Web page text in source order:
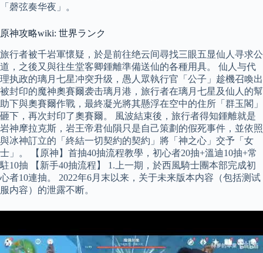
「磬弦奏华夜」。
原神攻略wiki: 世界ランク
旅行者被千岩軍懷疑，於是前往绝云间尋找三眼五显仙人寻求公
道，之後又與往生堂客卿鍾離準備送仙的各種用具。 仙人与代
理执政的璃月七星冲突升级，愚人眾執行官「公子」趁機召喚出
被封印的魔神奧賽爾袭击璃月港，旅行者在璃月七星及仙人的幫
助下與奧賽爾作戰，最終凝光將其懸浮在空中的住所「群玉閣」
砸下，再次封印了奧賽爾。 風波結束後，旅行者得知鍾離就是
岩神摩拉克斯，岩王帝君仙隕只是自己策劃的假死事件，並依照
與冰神訂立的「終結一切契約的契約」將「神之心」交予「女
士」。 【原神】首抽40抽流程教學，初心者20抽+溫迪10抽+常
駐10抽 【新手40抽流程】 1.上一期，於西風騎士團本部完成初
心者10連抽。 2022年6月末以来，关于未来版本内容（包括测试
服内容）的泄露不断。